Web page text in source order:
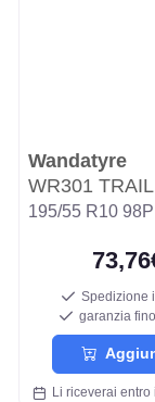
Wandatyre
WR301 TRAIL
195/55 R10 98P
Spedizione
garanzia
Li riceverai entro